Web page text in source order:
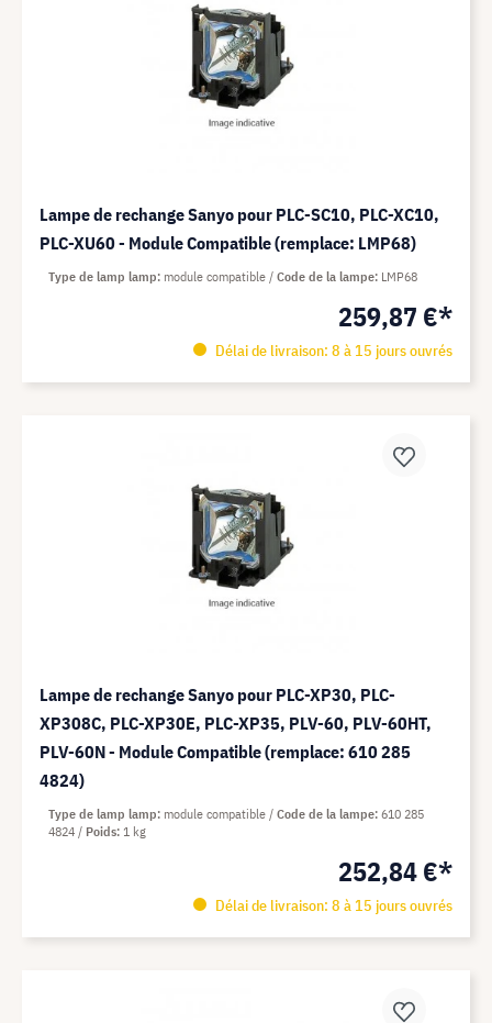
Lampe de rechange Sanyo pour PLC-SC10, PLC-XC10,
PLC-XU60 - Module Compatible (remplace: LMP68)
259,87 €*
Délai de livraison: 8 à 15 jours ouvrés
Type de lamp lamp module compatible Code de la lampe LMP68
Lampe de rechange Sanyo pour PLC-XP30, PLC-
XP308C, PLC-XP30E, PLC-XP35, PLV-60, PLV-60HT,
PLV-60N - Module Compatible (remplace: 610 285
4824)
252,84 €*
Délai de livraison: 8 à 15 jours ouvrés
Type de lamp lamp module compatible Code de la lampe 610 285
4824
Poids 1 kg